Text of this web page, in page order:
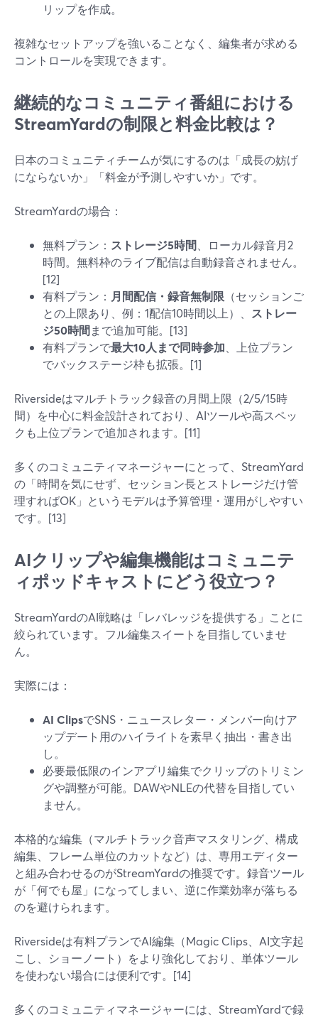
リップを作成。
複雑なセットアップを強いることなく、編集者が求める
コントロールを実現できます。
継続的なコミュニティ番組における
StreamYardの制限と料金比較は？
日本のコミュニティチームが気にするのは「成長の妨げ
にならないか」「料金が予測しやすいか」です。
StreamYardの場合：
無料プラン： ストレージ5時間 、ローカル録音月2
時間。無料枠のライブ配信は自動録音されません。
[12]
有料プラン： 月間配信・録音無制限 （セッションご
との上限あり、例：1配信10時間以上）、 ストレー
ジ50時間まで追加可能。[13]
有料プランで最大10人まで同時参加 、上位プラン
でバックステージ枠も拡張。[1]
Riversideはマルチトラック録音の月間上限（2/5/15時
間）を中心に料金設計されており、AIツールや高スペッ
クも上位プランで追加されます。[11]
多くのコミュニティマネージャーにとって、StreamYard
の「時間を気にせず、セッション長とストレージだけ管
理すればOK」というモデルは予算管理・運用がしやすい
です。[13]
AIクリップや編集機能はコミュニテ
ィポッドキャストにどう役立つ？
StreamYardのAI戦略は「レバレッジを提供する」ことに
絞られています。フル編集スイートを目指していませ
ん。
実際には：
AI ClipsでSNS・ニュースレター・メンバー向けア
ップデート用のハイライトを素早く抽出・書き出
し。
必要最低限のインアプリ編集でクリップのトリミン
グや調整が可能。DAWやNLEの代替を目指してい
ません。
本格的な編集（マルチトラック音声マスタリング、構成
編集、フレーム単位のカットなど）は、専用エディター
と組み合わせるのがStreamYardの推奨です。録音ツール
が「何でも屋」になってしまい、逆に作業効率が落ちる
のを避けられます。
Riversideは有料プランでAI編集（Magic Clips、AI文字起
こし、ショーノート）をより強化しており、単体ツール
を使わない場合には便利です。[14]
多くのコミュニティマネージャーには、StreamYardで録